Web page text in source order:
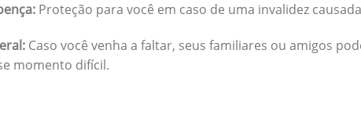
Proteção para você em caso de uma invalidez
Caso você venha a faltar, seus familiares ou amigos
momento difícil.